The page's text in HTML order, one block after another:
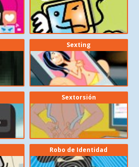
Sexting
Sextorsión
Robo de Identidad